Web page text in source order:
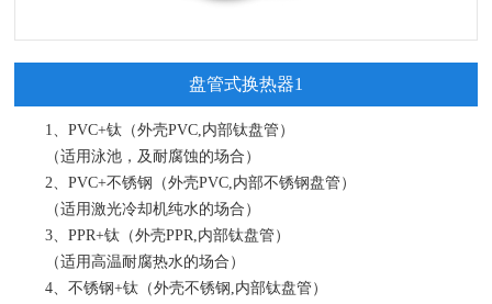
盘管式换热器1
1、PVC+钛（外壳PVC,内部钛盘管）
（适用泳池，及耐腐蚀的场合）
2、PVC+不锈钢（外壳PVC,内部不锈钢盘管）
（适用激光冷却机纯水的场合）
3、PPR+钛（外壳PPR,内部钛盘管）
（适用高温耐腐热水的场合）
4、不锈钢+钛（外壳不锈钢,内部钛盘管）